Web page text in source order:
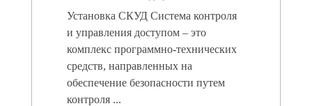
Установка СКУД Система контроля
и управления доступом – это
комплекс программно-технических
средств, направленных на
обеспечение безопасности путем
контроля ...